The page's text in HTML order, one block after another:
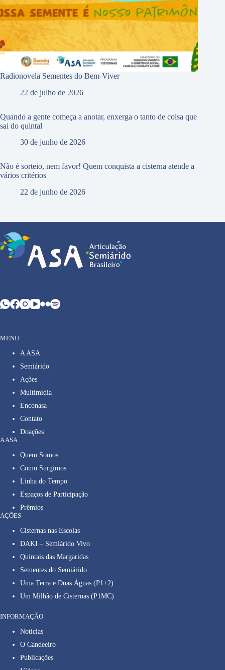
Radionovela Sementes do Bem-Viver
22 de julho de 2026
Quando a gente começa a anotar, enxerga o tanto de coisa que
sai do quintal
30 de junho de 2026
Não é sorteio, nem favor! Quem conquista a cisterna atende a
vários critérios
22 de junho de 2026
MENU
A ASA
Semiárido
Ações
Multimídia
Enconasa
Contato
Doações
A ASA
Quem Somos
Como Surgimos
Linha do Tempo
Espaços de Participação
Prêmios
AÇÕES
Cisternas nas Escolas
DAKI – Semiárido Vivo
Quintais das Margaridas
Sementes do Semiárido
Uma Terra e Duas Águas (P1+2)
Um Milhão de Cisternas (P1MC)
INFORMAÇÃO
Notícias
O Candeeiro
Publicações